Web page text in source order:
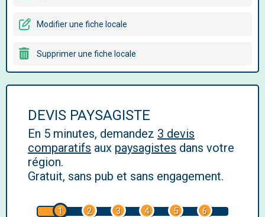
Modifier une fiche locale
Supprimer une fiche locale
DEVIS PAYSAGISTE
En 5 minutes, demandez 3 devis
comparatifs aux paysagistes dans votre
région.
Gratuit, sans pub et sans engagement.
1 2 3 4 5 6